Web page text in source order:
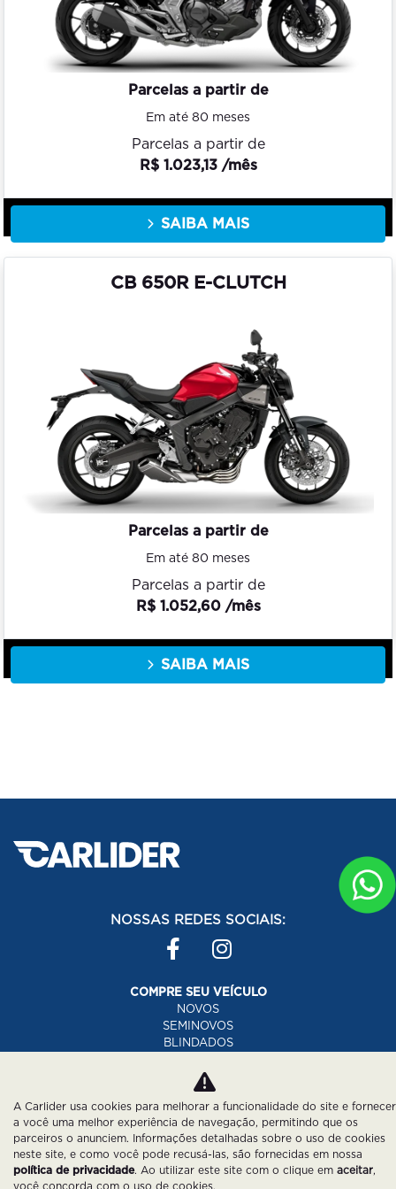
Parcelas a partir de
Em até 80 meses
Parcelas a partir de
R$ 1.023,13 /mês
SAIBA MAIS
CB 650R E-CLUTCH
Parcelas a partir de
Em até 80 meses
Parcelas a partir de
R$ 1.052,60 /mês
SAIBA MAIS
NOSSAS REDES SOCIAIS:
COMPRE SEU VEÍCULO
NOVOS
SEMINOVOS
BLINDADOS
NOVAS
SEMINOVAS
PEÇAS E ACESSÓRIOS
ASSINATURA
SEGUROS
CONSÓRCIO
CONSORCIO DE CARROS
A Carlider usa cookies para melhorar a funcionalidade do site e fornecer
a você uma melhor experiência de navegação, permitindo que os
parceiros o anunciem. Informações detalhadas sobre o uso de cookies
neste site, e como você pode recusá-las, são fornecidas em nossa
política de privacidade. Ao utilizar este site com o clique em aceitar,
você concorda com o uso de cookies.